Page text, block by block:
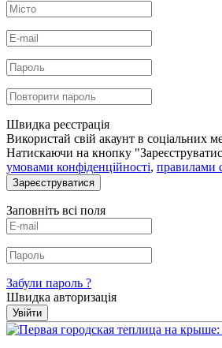
Швидка реєстрація
Використай свій акаунт в соціальних
Натискаючи на кнопку
умовами конфіденційності, правилами
Зареєструватися
Заповніть всі поля
Забули пароль ?
Швидка авторизація
Увійти